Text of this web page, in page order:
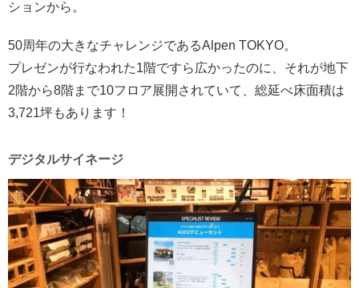
ションから。
50周年の大きなチャレンジであるAlpen TOKYO。
プレゼンが行なわれた1階ですら広かったのに、それが地下
2階から8階まで10フロア展開されていて、総延べ床面積は
3,721坪もあります！
デジタルサイネージ